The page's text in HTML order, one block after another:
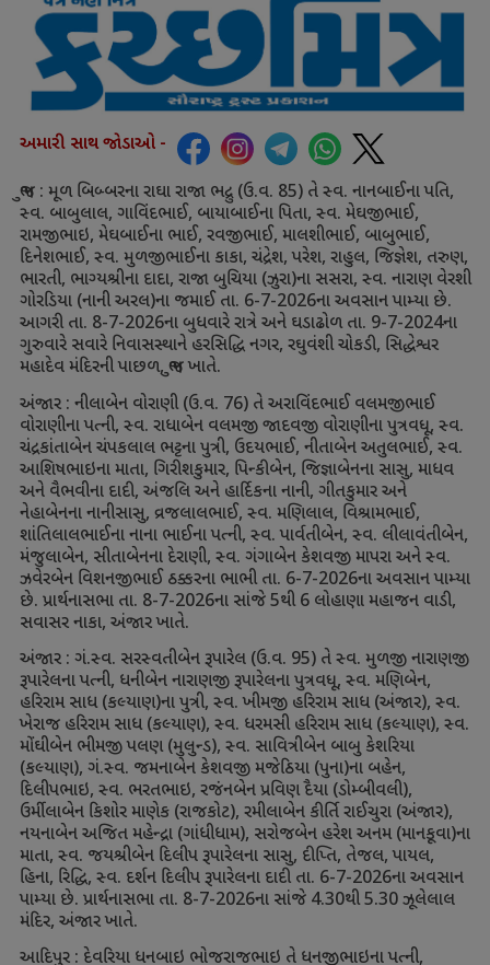
અમારી સાથ જોડાઓ -
ભુજ : મૂળ બિબ્બરના રાઘા રાજા ભદ્રુ (ઉ.વ. 85) તે સ્વ. નાનબાઈના પતિ,
સ્વ. બાબુલાલ, ગાવિંદભાઈ, બાયાબાઈના પિતા, સ્વ. મેઘજીભાઈ,
રામજીભાઇ, મેઘબાઈના ભાઈ, રવજીભાઈ, માલશીભાઈ, બાબુભાઈ,
દિનેશભાઈ, સ્વ. મુળજીભાઈના કાકા, ચંદ્રેશ,પરેશ, રાહુલ, જિજ્ઞેશ, તરુણ,
ભારતી, ભાગ્યશ્રીના દાદા, રાજા બુચિયા (ઝુરા)ના સસરા, સ્વ. નારાણ વેરશી
ગોરડિયા (નાની અરલ)ના જમાઈ તા. 6-7-2026ના અવસાન પામ્યા છે.
આગરી તા. 8-7-2026ના બુધવારે રાત્રે અને ઘડાઢોળ તા. 9-7-2024ના
ગુરુવારે સવારે નિવાસસ્થાને હરસિદ્ધિ નગર, રઘુવંશી ચોકડી, સિદ્ધેશ્વર
મહાદેવ મંદિરની પાછળ,ભુજ ખાતે.
અંજાર : નીલાબેન વોરાણી (ઉ.વ. 76) તે અરાવિંદભાઈ વલમજીભાઈ
વોરાણીના પત્ની, સ્વ. રાધાબેન વલમજી જાદવજી વોરાણીના પુત્રવધૂ, સ્વ.
ચંદ્રકાંતાબેન ચંપકલાલ ભટ્ટના પુત્રી, ઉદયભાઈ, નીતાબેન અતુલભાઈ, સ્વ.
આશિષભાઇના માતા, ગિરીશકુમાર, પિન્કીબેન, જિજ્ઞાબેનના સાસુ, માધવ
અને વૈભવીના દાદી, અંજલિ અને હાર્દિકના નાની, ગીતકુમાર અને
નેહાબેનના નાનીસાસુ, વ્રજલાલભાઈ, સ્વ. મણિલાલ, વિશ્રામભાઈ,
શાંતિલાલભાઈના નાના ભાઈના પત્ની, સ્વ. પાર્વતીબેન, સ્વ. લીલાવંતીબેન,
મંજુલાબેન, સીતાબેનના દેરાણી, સ્વ. ગંગાબેન કેશવજી માપરા અને સ્વ.
ઝવેરબેન વિશનજીભાઈ ઠક્કરના ભાભી તા. 6-7-2026ના અવસાન પામ્યા
છે. પ્રાર્થનાસભા તા. 8-7-2026ના સાંજે5થી6 લોહાણા મહાજન વાડી,
સવાસર નાકા, અંજાર ખાતે.
અંજાર : ગં.સ્વ. સરસ્વતીબેન રૂપારેલ (ઉ.વ. 95) તે સ્વ. મુળજી નારાણજી
રૂપારેલના પત્ની, ધનીબેન નારાણજી રૂપારેલના પુત્રવધૂ, સ્વ. મણિબેન,
હરિરામ સાધ (કલ્યાણ)ના પુત્રી, સ્વ. ખીમજી હરિરામ સાધ (અંજાર), સ્વ.
ખેરાજ હરિરામ સાધ (કલ્યાણ), સ્વ. ધરમસી હરિરામ સાધ (કલ્યાણ), સ્વ.
મોંઘીબેન ભીમજી પલણ (મુલુન્ડ), સ્વ. સાવિત્રીબેન બાબુ કેશરિયા
(કલ્યાણ), ગં.સ્વ. જમનાબેન કેશવજી મજેઠિયા (પુના)ના બહેન,
દિલીપભાઇ, સ્વ. ભરતભાઇ, રજંનબેન પ્રવિણ દૈયા (ડોમ્બીવલી),
ઉર્મીલાબેન કિશોર માણેક (રાજકોટ), રમીલાબેન કીર્તિ રાઈચુરા (અંજાર),
નયનાબેન અજિત મહેન્દ્રા (ગાંધીધામ), સરોજબેન હરેશ અનમ (માનકૂવા)ના
માતા, સ્વ. જયશ્રીબેન દિલીપ રૂપારેલના સાસુ, દીપ્તિ, તેજલ,પાયલ,
હિના, રિદ્ધિ, સ્વ. દર્શન દિલીપ રૂપારેલના દાદી તા. 6-7-2026ના અવસાન
પામ્યા છે. પ્રાર્થનાસભા તા. 8-7-2026ના સાંજે 4.30થી5.30ઝૂલેલાલ
મંદિર, અંજાર ખાતે.
આદિપુર : દેવરિયા ધનબાઇ ભોજરાજભાઇ તે ધનજીભાઇના પત્ની,